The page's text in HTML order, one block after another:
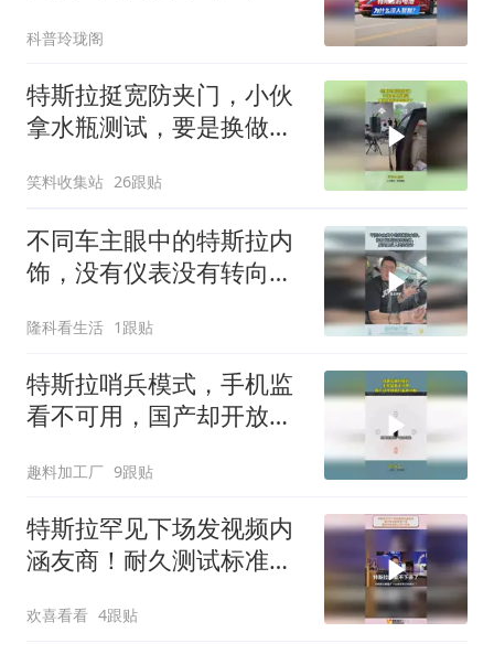
科普玲珑阁
特斯拉挺宽防夹门，小伙
拿水瓶测试，要是换做手
笑料收集站 26跟贴
不同车主眼中的特斯拉内
饰，没有仪表没有转向
隆科看生活 1跟贴
特斯拉哨兵模式，手机监
看不可用，国产却开放哨
趣料加工厂 9跟贴
特斯拉罕见下场发视频内
涵友商！耐久测试标准高
欢喜看看 4跟贴